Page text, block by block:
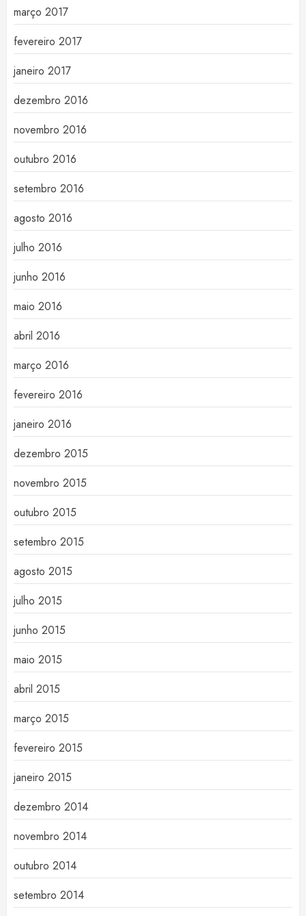
março 2017
fevereiro 2017
janeiro 2017
dezembro 2016
novembro 2016
outubro 2016
setembro 2016
agosto 2016
julho 2016
junho 2016
maio 2016
abril 2016
março 2016
fevereiro 2016
janeiro 2016
dezembro 2015
novembro 2015
outubro 2015
setembro 2015
agosto 2015
julho 2015
junho 2015
maio 2015
abril 2015
março 2015
fevereiro 2015
janeiro 2015
dezembro 2014
novembro 2014
outubro 2014
setembro 2014